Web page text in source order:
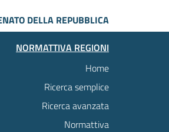
DELLA REPUBBLICA
NORMATTIVA REGIONI
Home
Ricerca semplice
Ricerca avanzata
Normattiva